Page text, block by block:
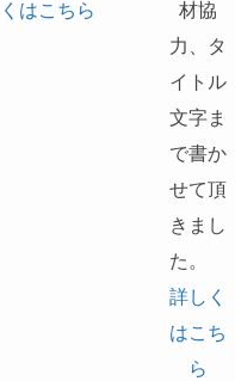
くはこちら
材協
力、タ
イトル
文字ま
で書か
せて頂
きまし
た。
詳しく
はこち
ら